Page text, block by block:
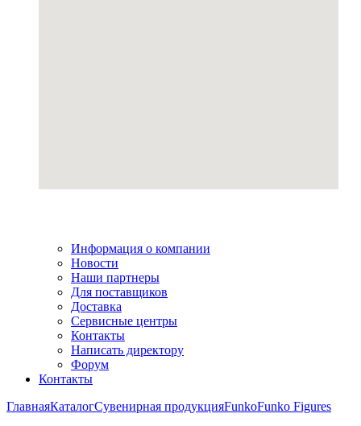
Информация о компании
Новости
Наши партнеры
Для поставщиков
Доставка
Сервисные центры
Контакты
Написать директору
Форум
Контакты
ГлавнаяКаталогСувенирная продукцияFunkoFunko Figures